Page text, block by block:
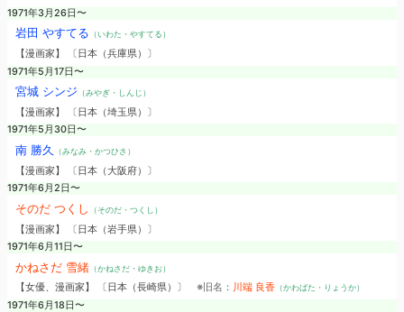
1971年3月26日〜
岩田 やすてる （いわた・やすてる）
【漫画家】 〔日本（兵庫県）〕
1971年5月17日〜
宮城 シンジ （みやぎ・しんじ）
【漫画家】 〔日本（埼玉県）〕
1971年5月30日〜
南 勝久 （みなみ・かつひさ）
【漫画家】 〔日本（大阪府）〕
1971年6月2日〜
そのだ つくし （そのだ・つくし）
【漫画家】 〔日本（岩手県）〕
1971年6月11日〜
かねさだ 雪緒（かねさだ・ゆきお）
【女優、漫画家】 〔日本（長崎県）〕 ※旧名： 川端 良香（かわばた・りょうか）
1971年6月18日〜